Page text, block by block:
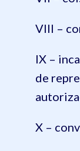
VIII –
IX –
de
X –